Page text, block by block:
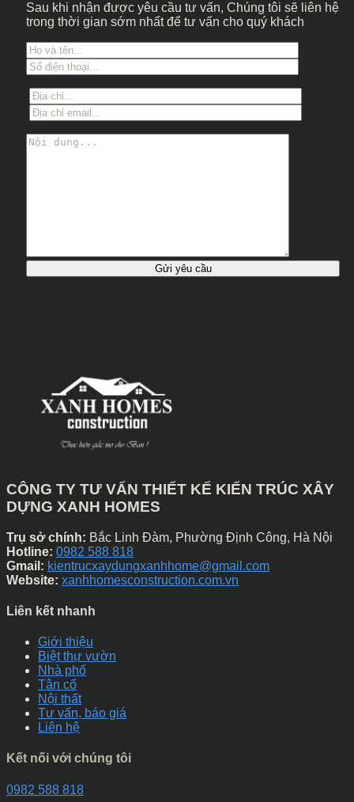
Sau khi nhận được yêu cầu tư vấn, Chúng tôi sẽ liên hệ
trong thời gian sớm nhất để tư vấn cho quý khách
CÔNG TY TƯ VẤN THIẾT KẾ KIẾN TRÚC XÂY
DỰNG XANH HOMES
Trụ sở chính: Bắc Linh Đàm, Phường Định Công, Hà Nội
Hotline: 0982 588 818
Gmail: kientrucxaydungxanhhome@gmail.com
Website: xanhhomesconstruction.com.vn
Liên kết nhanh
Giới thiệu
Biệt thự vườn
Nhà phố
Tân cổ
Nội thất
Tư vấn, báo giá
Liên hệ
Kết nối với chúng tôi
0982 588 818